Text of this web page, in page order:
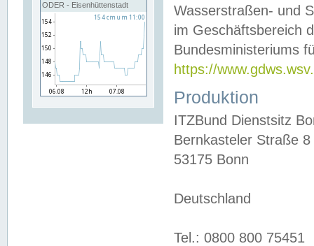
ODER - Eisenhüttenstadt
Wasserstraßen- und
im Geschäftsbereich
Bundesministeriums
https://
Produktion
ITZBund Dienstsitz
Bernkasteler Straße 8
53175 Bonn
Deutschland
Tel.: 0800 800 75451